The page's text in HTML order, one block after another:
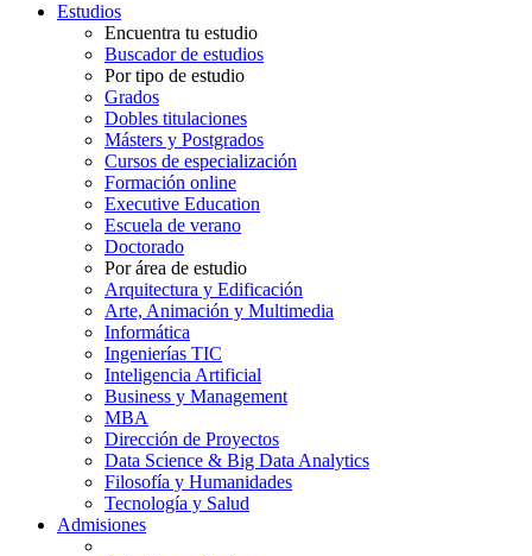
Estudios
Encuentra tu estudio
Buscador de estudios
Por tipo de estudio
Grados
Dobles titulaciones
Másters y Postgrados
Cursos de especialización
Formación online
Executive Education
Escuela de verano
Doctorado
Por área de estudio
Arquitectura y Edificación
Arte, Animación y Multimedia
Informática
Ingenierías TIC
Inteligencia Artificial
Business y Management
MBA
Dirección de Proyectos
Data Science & Big Data Analytics
Filosofía y Humanidades
Tecnología y Salud
Admisiones